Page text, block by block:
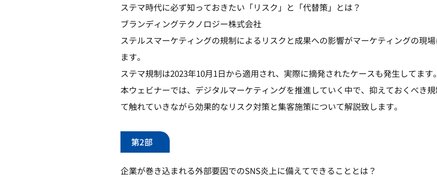
ステマ時代に必ず知っておきたい「リスク」と「代替策」とは？
ブランディングテクノロジー株式会社
ステルスマーケティングの規制によるリスクと成果への影響がマーケティングの現
ます。
ステマ規制は2023年10月1日から適用され、実際に摘発されたケースも発生してます。
本ウェビナーでは、デジタルマーケティングを推進していく中で、抑えておくべき
て触れていきながら効果的なリスク対策と集客施策について解説致します。
第2部
企業が巻き込まれる外部要因でのSNS炎上に備えてできることとは？